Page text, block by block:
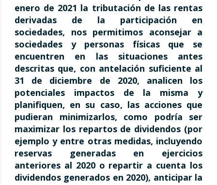
enero de 2021 la tributación de las rentas
derivadas de la participación en
sociedades, nos permitimos aconsejar a
sociedades y personas físicas que se
encuentren en las situaciones antes
descritas que, con antelación suficiente al
31 de diciembre de 2020, analicen los
potenciales impactos de la misma y
planifiquen, en su caso, las acciones que
pudieran minimizarlos, como podría ser
maximizar los repartos de dividendos (por
ejemplo y entre otras medidas, incluyendo
reservas generadas en ejercicios
anteriores al 2020 o repartir a cuenta los
dividendos generados en 2020), anticipar la